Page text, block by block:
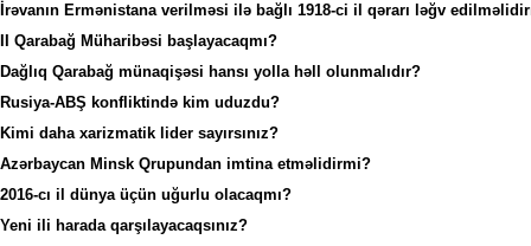
İrəvanın Ermənistana verilməsi ilə bağlı 1918-ci il qərarı ləğv
II Qarabağ Müharibəsi başlayacaqmı?
Dağlıq Qarabağ münaqişəsi hansı yolla həll olunmalıdır?
Rusiya-ABŞ konfliktində kim uduzdu?
Kimi daha xarizmatik lider sayırsınız?
Azərbaycan Minsk Qrupundan imtina etməlidirmi?
2016-cı il dünya üçün uğurlu olacaqmı?
Yeni ili harada qarşılayacaqsınız?
قادین گولرسه...